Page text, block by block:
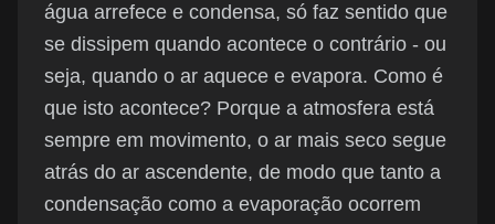
água arrefece e condensa, só faz sentido que
se dissipem quando acontece o contrário - ou
seja, quando o ar aquece e evapora. Como é
que isto acontece? Porque a atmosfera está
sempre em movimento, o ar mais seco segue
atrás do ar ascendente, de modo que tanto a
condensação como a evaporação ocorrem